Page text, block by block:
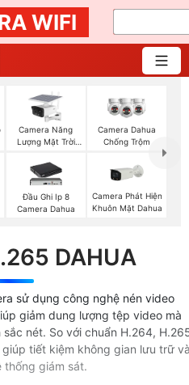
WIFI
Camera Năng
Lượng Mặt Trời
Camera Dahua
Chống Trộm
Đầu Ghi Ip 8
Camera Dahua
Camera Phát Hiện
Khuôn Mặt Dahua
DAHUA
sử dụng công nghệ nén video
giảm dung lượng tệp video mà
nét. So với chuẩn H.264,
tiết kiệm không gian lưu trữ
thống giám sát.